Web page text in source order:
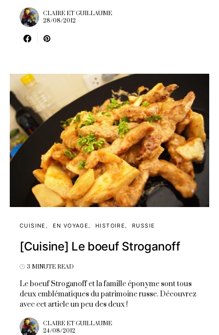
CLAIRE ET GUILLAUME
28/08/2012
CUISINE EN VOYAGE HISTOIRE RUSSIE
[Cuisine] Le boeuf Stroganoff
3 MINUTE READ
Le boeuf Stroganoff et la famille éponyme sont tous
deux emblématiques du patrimoine russe. Découvrez
avec cet article un peu des deux !
CLAIRE ET GUILLAUME
24/08/2012